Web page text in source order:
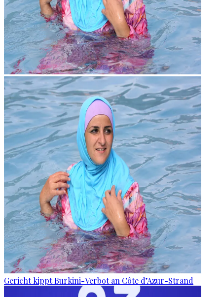
Gericht kippt Burkini-Verbot an Côte d’Azur-Strand